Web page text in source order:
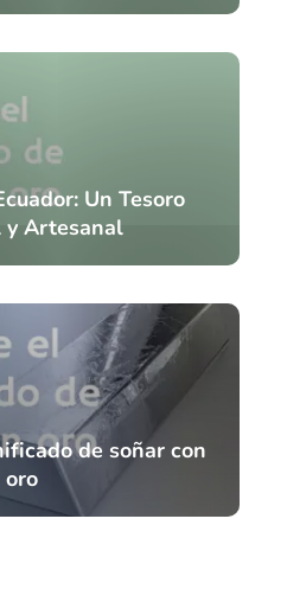
Un Tesoro
y Artesanal
de soñar con
oro